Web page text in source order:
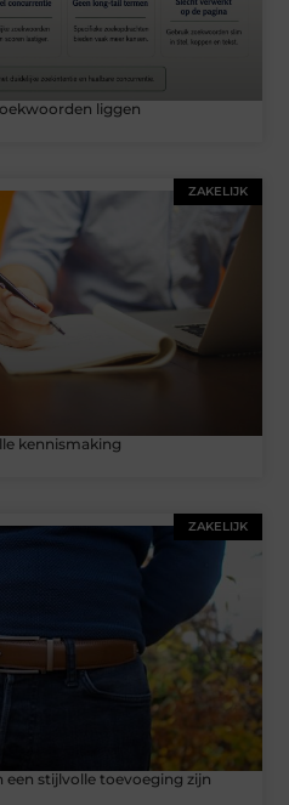
liggen
ZAKELIJK
kennismaking
ZAKELIJK
stijlvolle toevoeging zijn